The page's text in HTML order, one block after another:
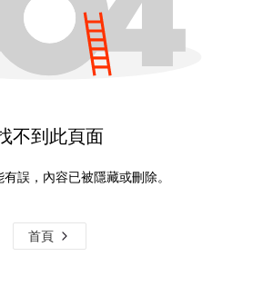
不到此頁面
誤，內容已被隱藏或刪除。
首頁